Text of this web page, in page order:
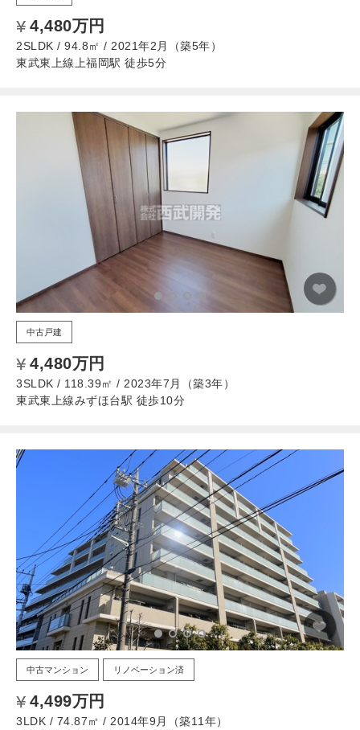
4,480万円
2SLDK / 94.8㎡ / 2021年2月（築5年）
東武東上線上福岡駅 徒歩5分
中古戸建
4,480万円
3SLDK / 118.39㎡ / 2023年7月（築3年）
東武東上線みずほ台駅 徒歩10分
中古マンション リノベーション済
4,499万円
3LDK / 74.87㎡ / 2014年9月（築11年）